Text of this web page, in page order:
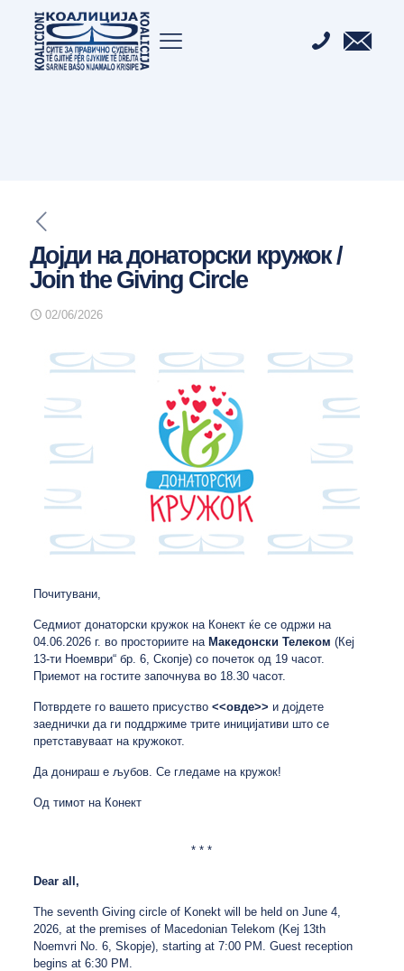
Дојди на донаторски кружок /
Join the Giving Circle
02/06/2026
Почитувани,
Седмиот донаторски кружок на Конект ќе се одржи на
04.06.2026 г. во просториите на Македонски Телеком (Кеј
13-ти Ноември“ бр. 6, Скопје) со почеток од 19 часот.
Приемот на гостите започнува во 18.30 часот.
Потврдете го вашето присуство <<овде>> и дојдете
заеднички да ги поддржиме трите иницијативи што се
претставуваат на кружокот.
Да донираш е љубов. Се гледаме на кружок!
Од тимот на Конект
* * *
Dear all,
The seventh Giving circle of Konekt will be held on June 4,
2026, at the premises of Macedonian Telekom (Kej 13th
Noemvri No. 6, Skopje), starting at 7:00 PM. Guest reception
begins at 6:30 PM.